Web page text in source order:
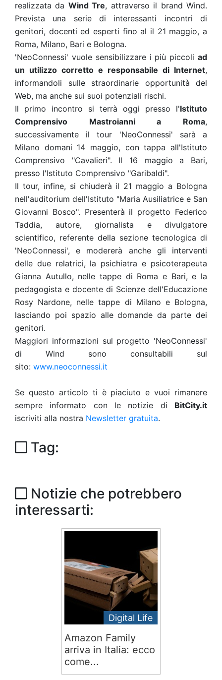
realizzata da Wind Tre, attraverso il brand Wind.
Prevista una serie di interessanti incontri di
genitori, docenti ed esperti fino al il 21 maggio, a
Roma, Milano, Bari e Bologna.
'NeoConnessi' vuole sensibilizzare i più piccoli ad
un utilizzo corretto e responsabile di Internet,
informandoli sulle straordinarie opportunità del
Web, ma anche sui suoi potenziali rischi.
Il primo incontro si terrà oggi presso l'Istituto
Comprensivo Mastroianni a Roma,
successivamente il tour 'NeoConnessi' sarà a
Milano domani 14 maggio, con tappa all'Istituto
Comprensivo "Cavalieri". Il 16 maggio a Bari,
presso l'Istituto Comprensivo "Garibaldi".
Il tour, infine, si chiuderà il 21 maggio a Bologna
nell'auditorium dell'Istituto "Maria Ausiliatrice e San
Giovanni Bosco". Presenterà il progetto Federico
Taddia, autore, giornalista e divulgatore
scientifico, referente della sezione tecnologica di
'NeoConnessi', e modererà anche gli interventi
delle due relatrici, la psichiatra e psicoterapeuta
Gianna Autullo, nelle tappe di Roma e Bari, e la
pedagogista e docente di Scienze dell'Educazione
Rosy Nardone, nelle tappe di Milano e Bologna,
lasciando poi spazio alle domande da parte dei
genitori.
Maggiori informazioni sul progetto 'NeoConnessi'
di Wind sono consultabili sul
sito: www.neoconnessi.it
Se questo articolo ti è piaciuto e vuoi rimanere
sempre informato con le notizie di BitCity.it
iscriviti alla nostra Newsletter gratuita.
Tag:
Notizie che potrebbero
interessarti:
Digital Life
Amazon Family
arriva in Italia: ecco
come...